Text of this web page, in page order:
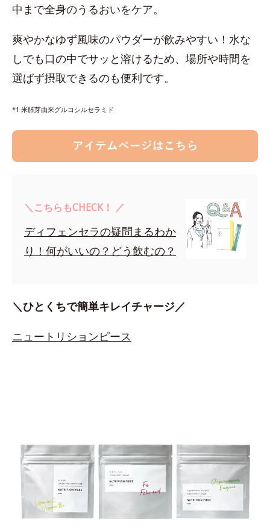
中まで全身のうるおいをケア。
爽やかなゆず風味のパウダーが飲みやすい！水な
しでも口の中でサッと溶けるため、場所や時間を
選ばず摂取できるのも便利です。
*1 米胚芽由来グルコシルセラミド
＼こちらもCHECK！ ／
ディフェンセラの疑問まるわか
り！何がいいの？どう飲むの？
＼ひとくちで簡単キレイチャージ／
ニュートリションピース